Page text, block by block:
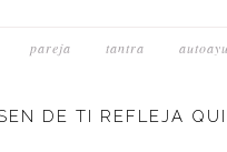
pareja tantra
DE TI REFLEJA